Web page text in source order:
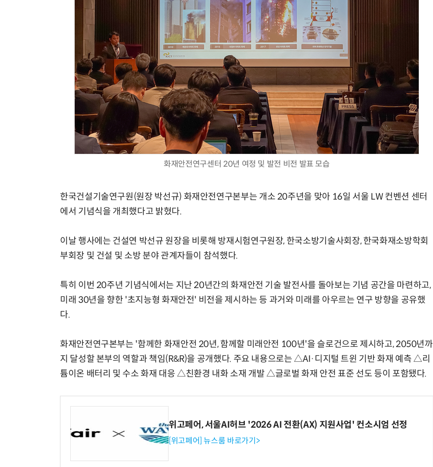
화재안전연구센터 20년 여정 및 발전 비전 발표 모습
한국건설기술연구원(원장 박선규) 화재안전연구본부는 개소 20주년을 맞아 16일 서울 LW 컨벤션 센터
에서 기념식을 개최했다고 밝혔다.
이날 행사에는 건설연 박선규 원장을 비롯해 방재시험연구원장, 한국소방기술사회장, 한국화재소방학회
부회장 및 건설 및 소방 분야 관계자들이 참석했다.
특히 이번 20주년 기념식에서는 지난 20년간의 화재안전 기술 발전사를 돌아보는 기념 공간을 마련하고,
미래 30년을 향한 '초지능형 화재안전' 비전을 제시하는 등 과거와 미래를 아우르는 연구 방향을 공유했
다.
화재안전연구본부는 '함께한 화재안전 20년, 함께할 미래안전 100년'을 슬로건으로 제시하고, 2050년까
지 달성할 본부의 역할과 책임(R&R)을 공개했다. 주요 내용으로는 △AI·디지털 트윈 기반 화재 예측 △리
튬이온 배터리 및 수소 화재 대응 △친환경 내화 소재 개발 △글로벌 화재 안전 표준 선도 등이 포함됐다.
위고페어, 서울AI허브 '2026 AI 전환(AX) 지원사업' 컨소시엄 선정
[위고페어] 뉴스룸 바로가기>
AI Native Enterprise를 지원하는 AI Ready Data 플랫폼 활용 전략